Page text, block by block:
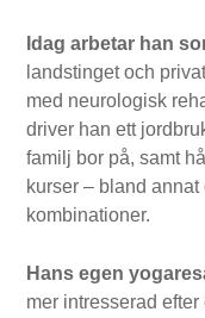
Idag arbetar han
landstinget och
med neurologisk
driver han ett
familj bor på, samt
kurser – bland
kombinationer.
Hans egen
mer intresserad